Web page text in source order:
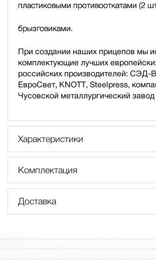
пластиковыми противооткатами (2
брызговиками.
При создании наших прицепов мы
комплектующие лучших
российских производителей: СЭД-
ЕвроСвет, KNOTT, Steelpress,
Чусовской металлургический завод
Характеристики
Комплектация
Доставка